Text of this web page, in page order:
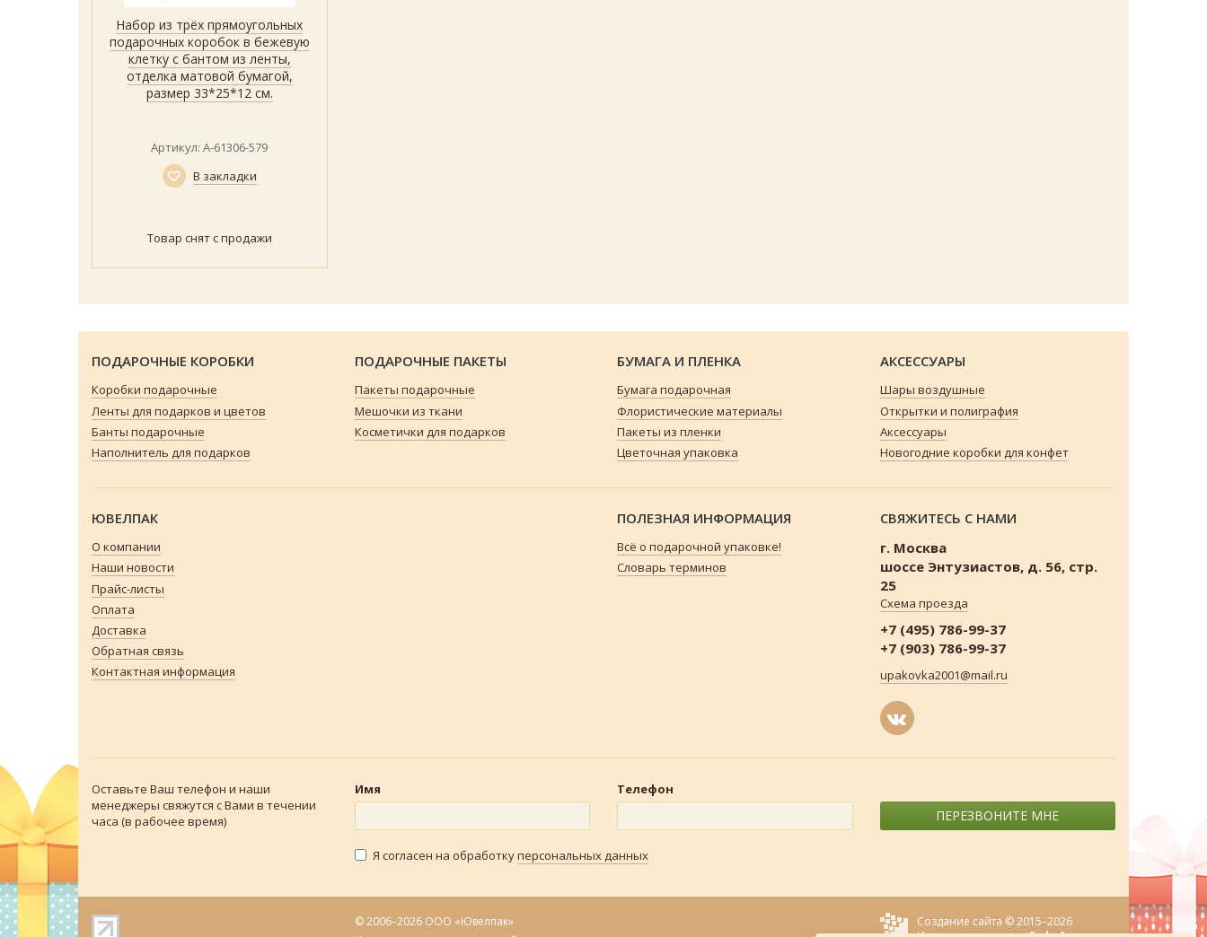
Быстрый просмотр
Показать
Набор из трёх прямоугольных
подарочных коробок в бежевую
клетку с бантом из ленты,
отделка матовой бумагой,
размер 33*25*12 см.
Артикул: А-61306-579
В закладки
Товар снят с продажи
ПОДАРОЧНЫЕ КОРОБКИ
Коробки подарочные
Ленты для подарков и цветов
Банты подарочные
Наполнитель для подарков
ПОДАРОЧНЫЕ ПАКЕТЫ
Пакеты подарочные
Мешочки из ткани
Косметички для подарков
БУМАГА И ПЛЕНКА
Бумага подарочная
Флористические материалы
Пакеты из пленки
Цветочная упаковка
АКСЕССУАРЫ
Шары воздушные
Открытки и полиграфия
Аксессуары
Новогодние коробки для конфет
ЮВЕЛПАК
О компании
Наши новости
Прайс-листы
Оплата
Доставка
Обратная связь
Контактная информация
ПОЛЕЗНАЯ ИНФОРМАЦИЯ
Всё о подарочной упаковке!
Словарь терминов
СВЯЖИТЕСЬ С НАМИ
г. Москва
шоссе Энтузиастов, д. 56, стр.
25
Схема проезда
+7 (495) 786-99-37
+7 (903) 786-99-37
upakovka2001@mail.ru
Оставьте Ваш телефон и наши
менеджеры свяжутся с Вами в течении
часа (в рабочее время)
Имя Телефон
ПЕРЕЗВОНИТЕ МНЕ
Я согласен на обработкуперсональных данных
© 2006–2026 ООО «Ювелпак»
Создание сайта © 2015–2026